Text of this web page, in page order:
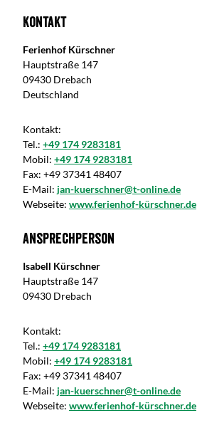
Kontakt
Ferienhof Kürschner
Hauptstraße 147
09430 Drebach
Deutschland
Kontakt:
Tel.: +49 174 9283181
Mobil: +49 174 9283181
Fax: +49 37341 48407
E-Mail: jan-kuerschner@t-online.de
Webseite: www.ferienhof-kürschner.de
Ansprechperson
Isabell Kürschner
Hauptstraße 147
09430 Drebach
Kontakt:
Tel.: +49 174 9283181
Mobil: +49 174 9283181
Fax: +49 37341 48407
E-Mail: jan-kuerschner@t-online.de
Webseite: www.ferienhof-kürschner.de